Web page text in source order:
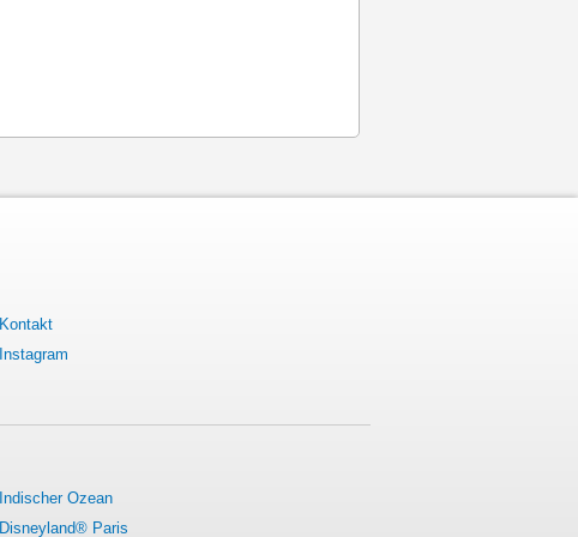
Kontakt
Instagram
Indischer Ozean
Disneyland® Paris